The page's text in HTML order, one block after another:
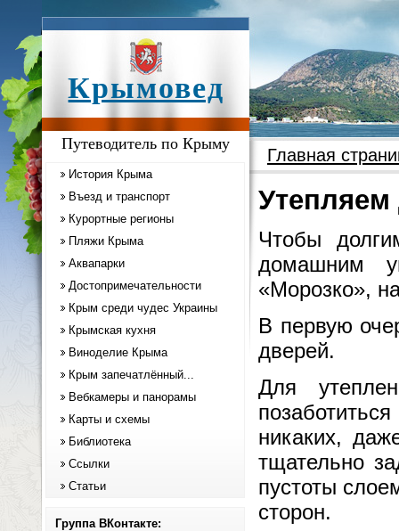
Крымовед
Путеводитель по Крыму
История Крыма
Въезд и транспорт
Курортные регионы
Пляжи Крыма
Аквапарки
Достопримечательности
Крым среди чудес Украины
Крымская кухня
Виноделие Крыма
Крым запечатлённый...
Вебкамеры и панорамы
Карты и схемы
Библиотека
Ссылки
Статьи
Группа ВКонтакте:
Главная
Чтобы
домашним
«Морозко»,
В первую
дверей.
Для
никаких,
тщательно
пустоты
сторон.